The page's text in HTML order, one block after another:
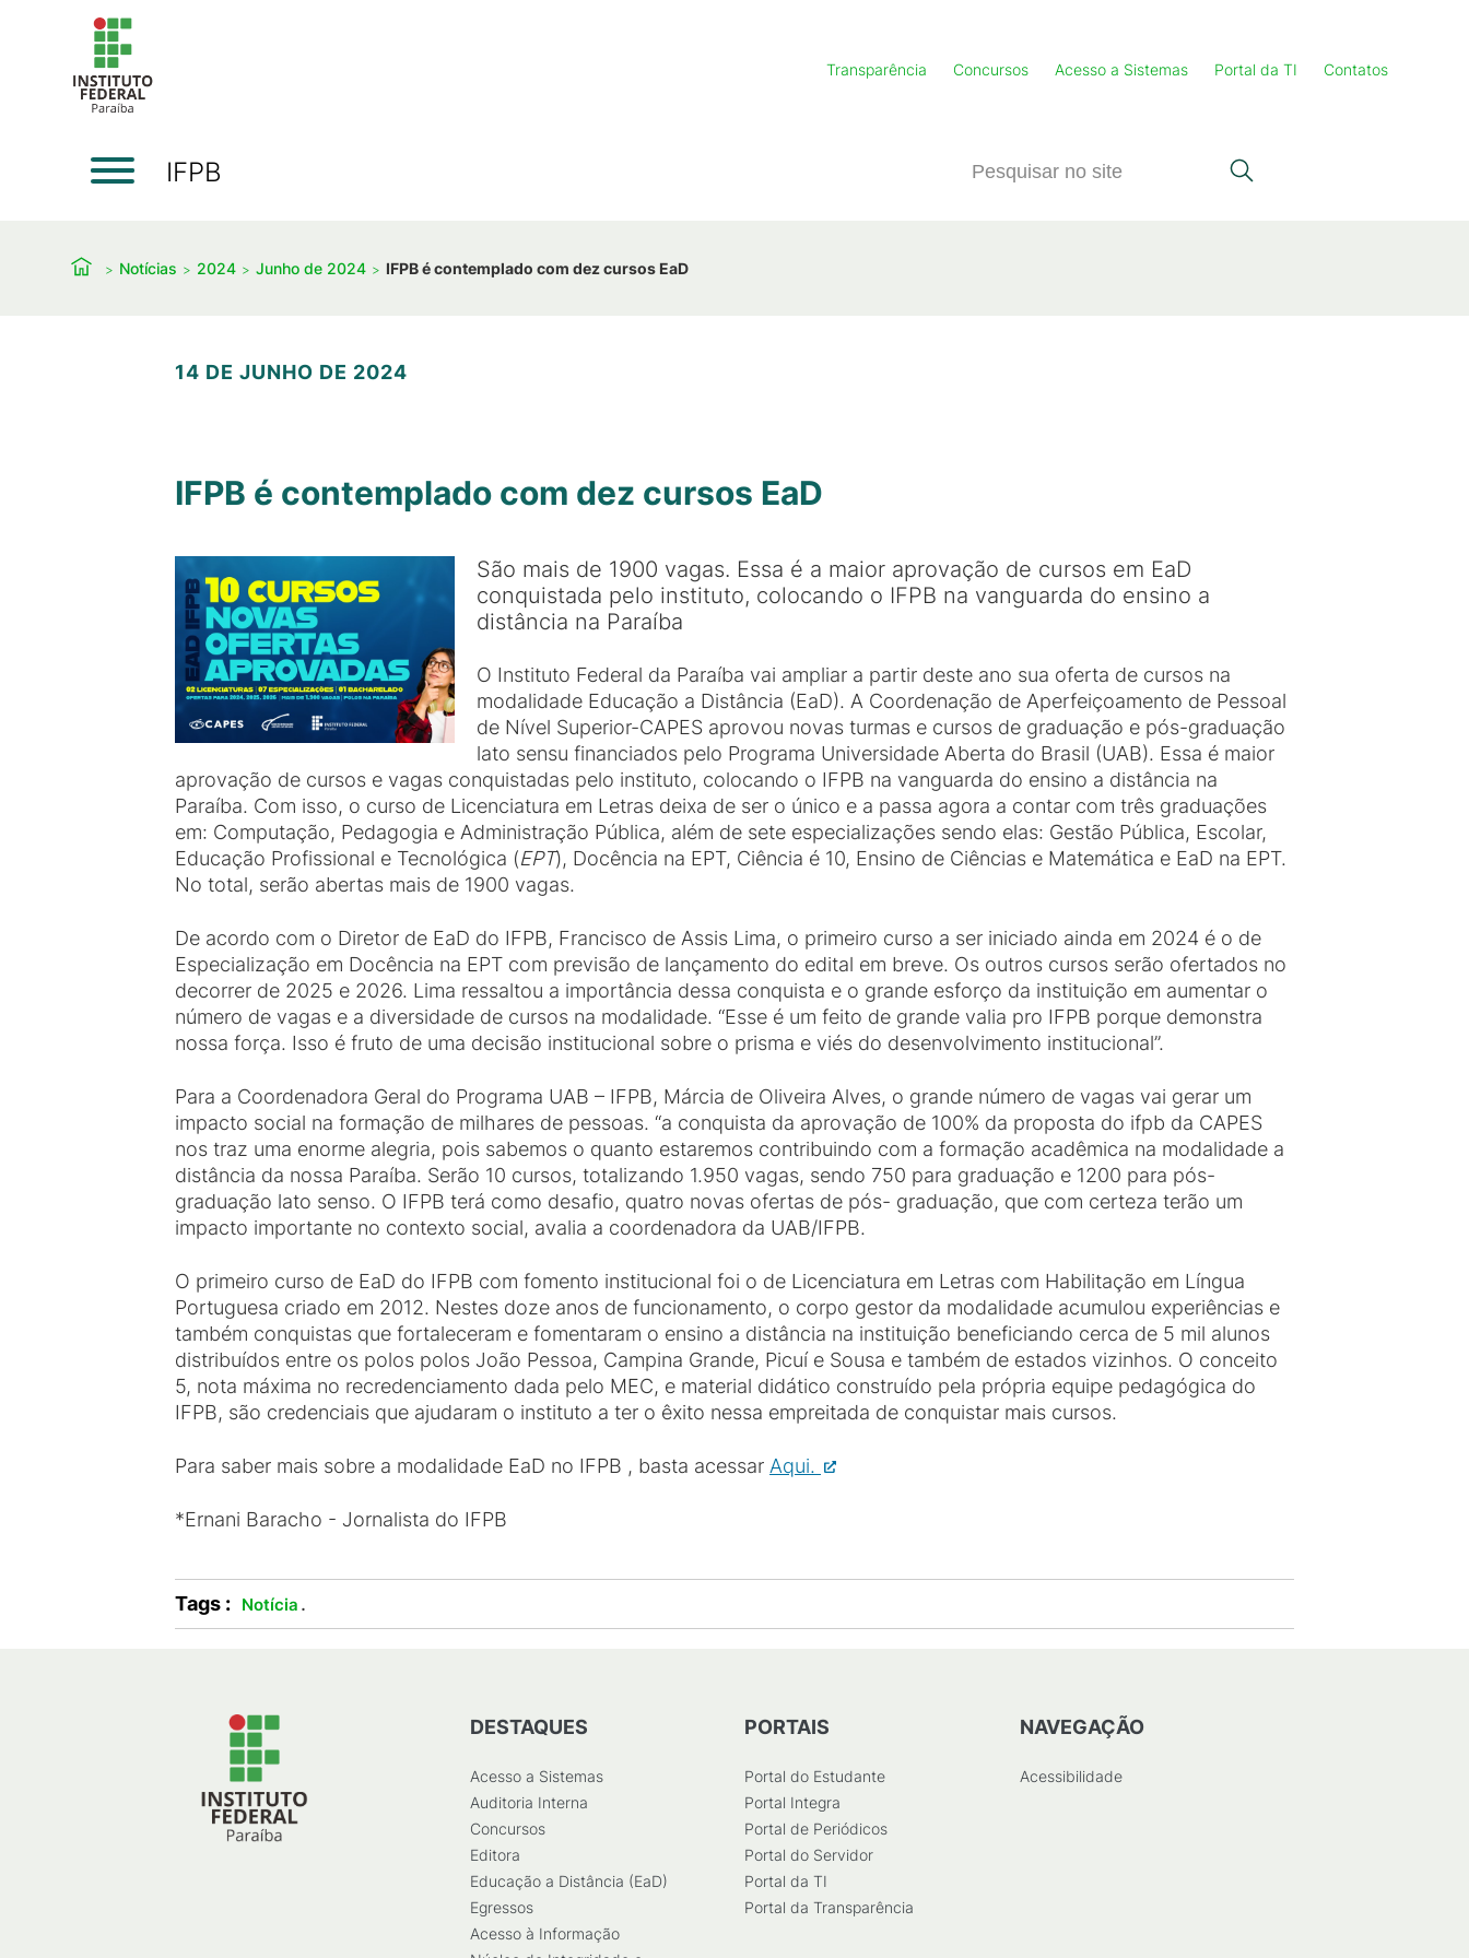
Transparência Concursos Acesso a Sistemas Portal da TI Contatos
IFPB
Notícias 2024 Junho de 2024 IFPB é contemplado com dez cursos EaD
14 DE JUNHO DE 2024
IFPB é contemplado com dez cursos EaD
São mais de 1900 vagas. Essa é a maior aprovação de cursos em EaD
conquistada pelo instituto, colocando o IFPB na vanguarda do ensino a
distância na Paraíba
O Instituto Federal da Paraíba vai ampliar a partir deste ano sua oferta de cursos na
modalidade Educação a Distância (EaD). A Coordenação de Aperfeiçoamento de Pessoal
de Nível Superior-CAPES aprovou novas turmas e cursos de graduação e pós-graduação
lato sensu financiados pelo Programa Universidade Aberta do Brasil (UAB). Essa é maior
aprovação de cursos e vagas conquistadas pelo instituto, colocando o IFPB na vanguarda do ensino a distância na
Paraíba. Com isso, o curso de Licenciatura em Letras deixa de ser o único e a passa agora a contar com três graduações
em: Computação, Pedagogia e Administração Pública, além de sete especializações sendo elas: Gestão Pública, Escolar,
Educação Profissional e Tecnológica (EPT), Docência na EPT, Ciência é 10, Ensino de Ciências e Matemática e EaD na EPT.
No total, serão abertas mais de 1900 vagas.
De acordo com o Diretor de EaD do IFPB, Francisco de Assis Lima, o primeiro curso a ser iniciado ainda em 2024 é o de
Especialização em Docência na EPT com previsão de lançamento do edital em breve. Os outros cursos serão ofertados no
decorrer de 2025 e 2026. Lima ressaltou a importância dessa conquista e o grande esforço da instituição em aumentar o
número de vagas e a diversidade de cursos na modalidade. “Esse é um feito de grande valia pro IFPB porque demonstra
nossa força. Isso é fruto de uma decisão institucional sobre o prisma e viés do desenvolvimento institucional”.
Para a Coordenadora Geral do Programa UAB – IFPB, Márcia de Oliveira Alves, o grande número de vagas vai gerar um
impacto social na formação de milhares de pessoas. “a conquista da aprovação de 100% da proposta do ifpb da CAPES
nos traz uma enorme alegria, pois sabemos o quanto estaremos contribuindo com a formação acadêmica na modalidade a
distância da nossa Paraíba. Serão 10 cursos, totalizando 1.950 vagas, sendo 750 para graduação e 1200 para pós-
graduação lato senso. O IFPB terá como desafio, quatro novas ofertas de pós- graduação, que com certeza terão um
impacto importante no contexto social, avalia a coordenadora da UAB/IFPB.
O primeiro curso de EaD do IFPB com fomento institucional foi o de Licenciatura em Letras com Habilitação em Língua
Portuguesa criado em 2012. Nestes doze anos de funcionamento, o corpo gestor da modalidade acumulou experiências e
também conquistas que fortaleceram e fomentaram o ensino a distância na instituição beneficiando cerca de 5 mil alunos
distribuídos entre os polos polos João Pessoa, Campina Grande, Picuí e Sousa e também de estados vizinhos. O conceito
5, nota máxima no recredenciamento dada pelo MEC, e material didático construído pela própria equipe pedagógica do
IFPB, são credenciais que ajudaram o instituto a ter o êxito nessa empreitada de conquistar mais cursos.
Para saber mais sobre a modalidade EaD no IFPB , basta acessar Aqui.
*Ernani Baracho - Jornalista do IFPB
Tags : Notícia .
DESTAQUES
Acesso a Sistemas
Auditoria Interna
Concursos
Editora
Educação a Distância (EaD)
Egressos
Acesso à Informação
PORTAIS
Portal do Estudante
Portal Integra
Portal de Periódicos
Portal do Servidor
Portal da TI
Portal da Transparência
NAVEGAÇÃO
Acessibilidade